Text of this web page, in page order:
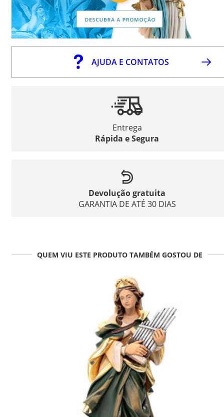
AJUDA E CONTATOS
Entrega
Rápida e Segura
Devolução gratuita
GARANTIA DE ATÉ 30 DIAS
QUEM VIU ESTE PRODUTO TAMBÉM GOSTOU DE